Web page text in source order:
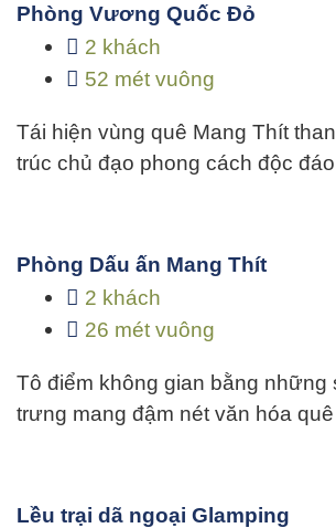
Phòng Vương Quốc Đỏ
2 khách
52 mét vuông
Tái hiện vùng quê Mang Thít
trúc chủ đạo phong cách độc
Phòng Dấu ấn Mang Thít
2 khách
26 mét vuông
Tô điểm không gian bằng những
trưng mang đậm nét văn hóa
Lều trại dã ngoại Glamping